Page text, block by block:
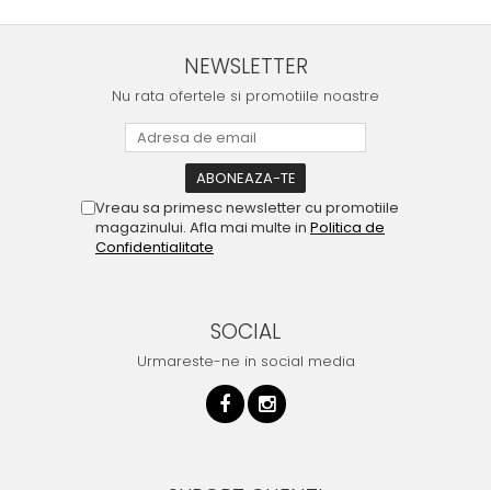
NEWSLETTER
Nu rata ofertele si promotiile noastre
Vreau sa primesc newsletter cu promotiile
magazinului. Afla mai multe in Politica de
Confidentialitate
SOCIAL
Urmareste-ne in social media